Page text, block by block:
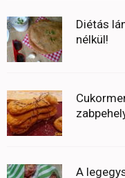
Diétás
nélkül!
A